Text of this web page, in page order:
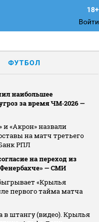
Войти
ФУТБОЛ
наибольшее
за время ЧМ‑2026 —
и «Акрон» назвали
на матч третьего
РПЛ
на переход из
— СМИ
«Крылья
первого тайма матча
в штангу (видео). Крылья